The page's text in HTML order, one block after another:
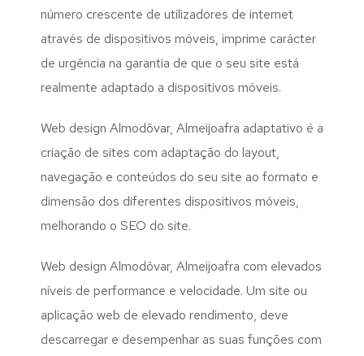
número crescente de utilizadores de internet
através de dispositivos móveis, imprime carácter
de urgência na garantia de que o seu site está
realmente adaptado a dispositivos móveis.
Web design Almodôvar, Almeijoafra adaptativo é a
criação de sites com adaptação do layout,
navegação e conteúdos do seu site ao formato e
dimensão dos diferentes dispositivos móveis,
melhorando o SEO do site.
Web design Almodôvar, Almeijoafra com elevados
níveis de performance e velocidade. Um site ou
aplicação web de elevado rendimento, deve
descarregar e desempenhar as suas funções com